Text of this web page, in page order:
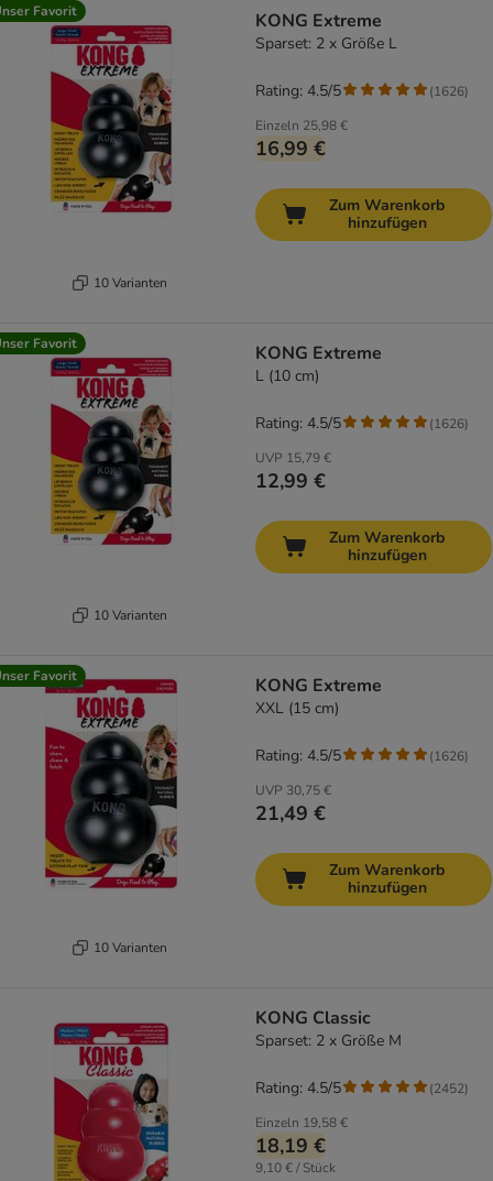
Favorit
10 Varianten
KONG Extreme
Sparset: 2 x Größe L
Einzeln 25,98 €
16,99 €
Rating: 4.5/5 (1626)
Zum Warenkorb
hinzufügen
Favorit
10 Varianten
KONG Extreme
L (10 cm)
UVP 15,79 €
12,99 €
Rating: 4.5/5 (1626)
Zum Warenkorb
hinzufügen
Favorit
10 Varianten
KONG Extreme
XXL (15 cm)
UVP 30,75 €
21,49 €
Rating: 4.5/5 (1626)
Zum Warenkorb
hinzufügen
KONG Classic
Sparset: 2 x Größe M
Einzeln 19,58 €
18,19 €
9,10 € / Stück
Rating: 4.5/5 (2452)